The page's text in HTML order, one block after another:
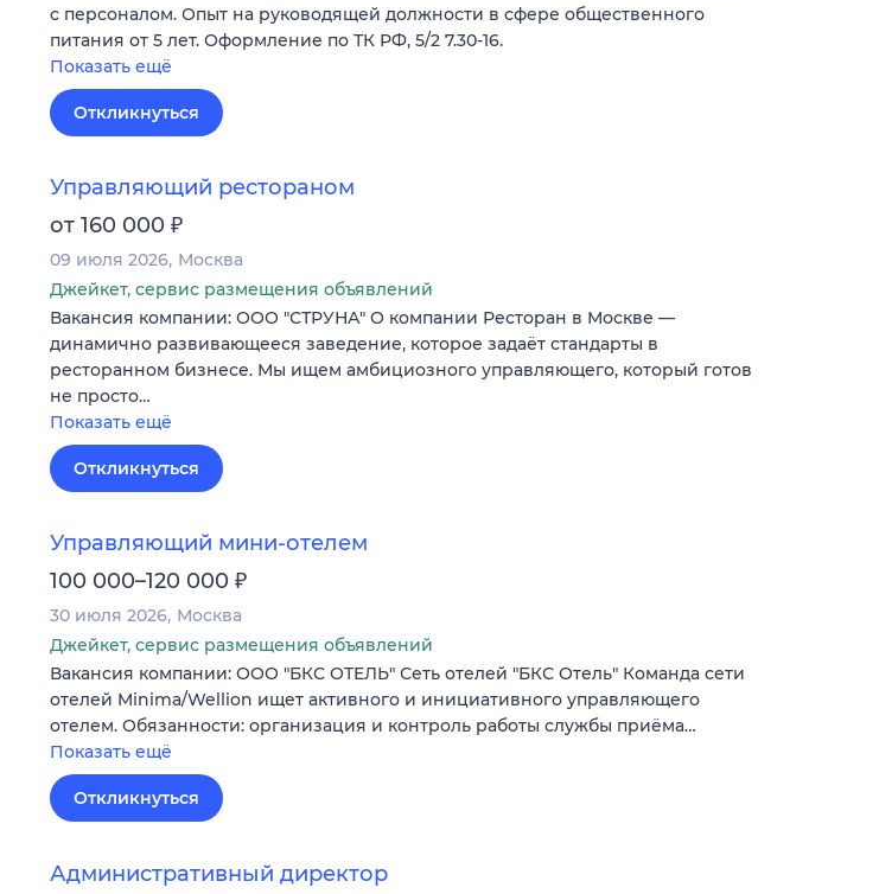
с персоналом. Опыт на руководящей должности в сфере общественного
питания от 5 лет. Оформление по ТК РФ, 5/2 7.30-16.
Показать ещё
Откликнуться
Управляющий рестораном
от 160 000 ₽
09 июля 2026 Москва
Джейкет, сервис размещения объявлений
Вакансия компании: ООО "СТРУНА" О компании Ресторан в Москве —
динамично развивающееся заведение, которое задаёт стандарты в
ресторанном бизнесе. Мы ищем амбициозного управляющего, который готов
не просто…
Показать ещё
Откликнуться
Управляющий мини-отелем
100 000–120 000 ₽
30 июля 2026 Москва
Джейкет, сервис размещения объявлений
Вакансия компании: ООО "БКС ОТЕЛЬ" Сеть отелей "БКС Отель" Команда сети
отелей Minima/Wellion ищет активного и инициативного управляющего
отелем. Обязанности: организация и контроль работы службы приёма…
Показать ещё
Откликнуться
Административный директор